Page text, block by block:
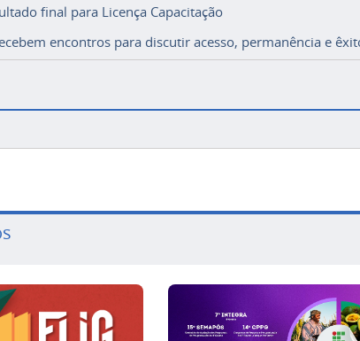
encontros para discutir acesso, permanência e êxito